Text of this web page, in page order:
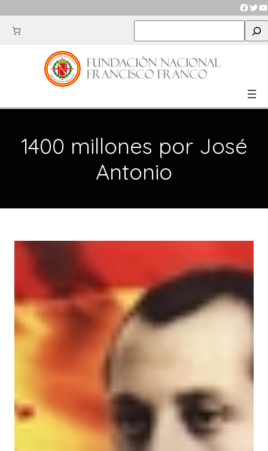
al
contenido
e
r
c
1400 millones por José
Antonio